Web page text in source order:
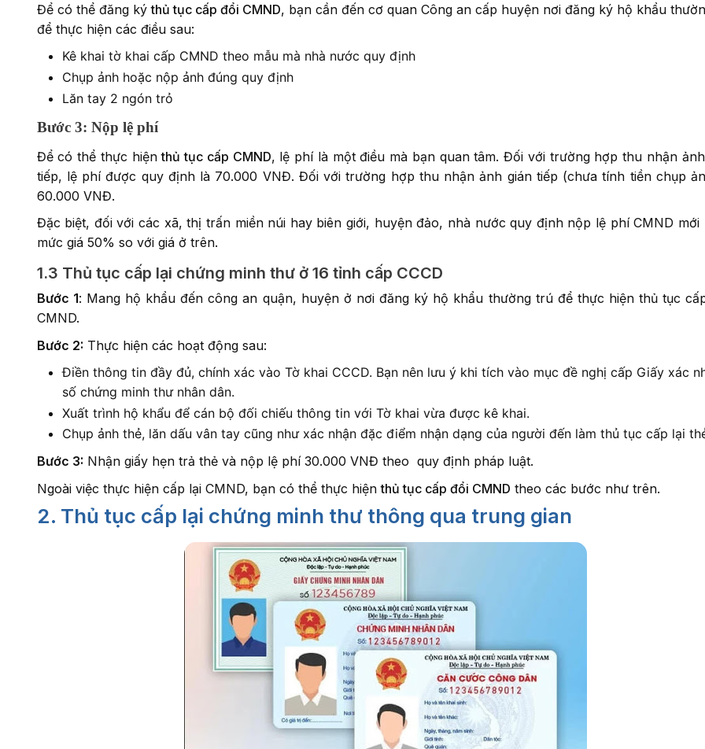
Để có thể đăng kýthủ tục cấp đổi CMND, bạn cần đến cơ quan Công an cấp huyện nơi đăng ký hộ khẩu
để thực hiện các điều sau:
Kê khai tờ khai cấp CMND theo mẫu mà nhà nước quy định
Chụp ảnh hoặc nộp ảnh đúng quy định
Lăn tay 2 ngón trỏ
Bước 3: Nộp lệ phí
Để có thể thực hiệnthủ tục cấp CMND, lệ phí là một điều mà bạn quan tâm. Đối với trường hợp thu nhận
tiếp, lệ phí được quy định là 70.000 VNĐ. Đối với trường hợp thu nhận ảnh gián tiếp (chưa tính tiền chụp
60.000 VNĐ.
Đặc biệt, đối với các xã, thị trấn miền núi hay biên giới, huyện đảo, nhà nước quy định nộp lệ phí CMND mới
mức giá 50% so với giá ở trên.
1.3 Thủ tục cấp lại chứng minh thư ở 16 tỉnh cấp CCCD
Bước 1: Mang hộ khẩu đến công an quận, huyện ở nơi đăng ký hộ khẩu thường trú để thực hiện thủ tục
CMND.
Bước 2: Thực hiện các hoạt động sau:
Điền thông tin đầy đủ, chính xác vào Tờ khai CCCD. Bạn nên lưu ý khi tích vào mục đề nghị cấp Giấy xác
số chứng minh thư nhân dân.
Xuất trình hộ khẩu để cán bộ đối chiếu thông tin với Tờ khai vừa được kê khai.
Chụp ảnh thẻ, lăn dấu vân tay cũng như xác nhận đặc điểm nhận dạng của người đến làm thủ tục cấp lại
Bước 3: Nhận giấy hẹn trả thẻ và nộp lệ phí 30.000 VNĐ theo quy định pháp luật.
Ngoài việc thực hiện cấp lại CMND, bạn có thể thực hiệnthủ tục cấp đổi CMND theo các bước như trên.
2. Thủ tục cấp lại chứng minh thư thông qua trung gian